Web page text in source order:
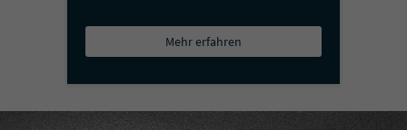
Mehr erfahren